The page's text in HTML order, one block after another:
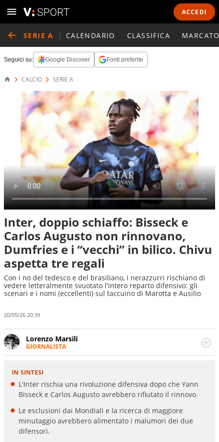
ACCEDI
SERIE A CALENDARIO CLASSIFICA
Seguici su: Google Discover Fonti preferite
CALCIO SERIE A
Inter, doppio schiaffo: Bisseck e
Carlos Augusto non rinnovano,
Dumfries e i “vecchi” in bilico. Chivu
aspetta tre regali
Con i no del tedesco e del brasiliano, i nerazzurri rischiano di
vedere letteralmente svuotato l'intero reparto difensivo: gli
scenari e i nomi (eccellenti) sul taccuino di Marotta e Ausilio
20/05/26 20:39
Lorenzo Marsili
GIORNALISTA
Giornalista pubblicista, redattore, divulgatore. E' una
evento e lo fa come pochi altri
L'Inter rischia una rivoluzione difensiva dopo che Yann
Bisseck e Carlos Augusto avrebbero rifiutato il rinnovo.
Le esclusioni dai Mondiali e la ricerca di maggiore
minutaggio avrebbero alimentato i malumori dei due
difensori.